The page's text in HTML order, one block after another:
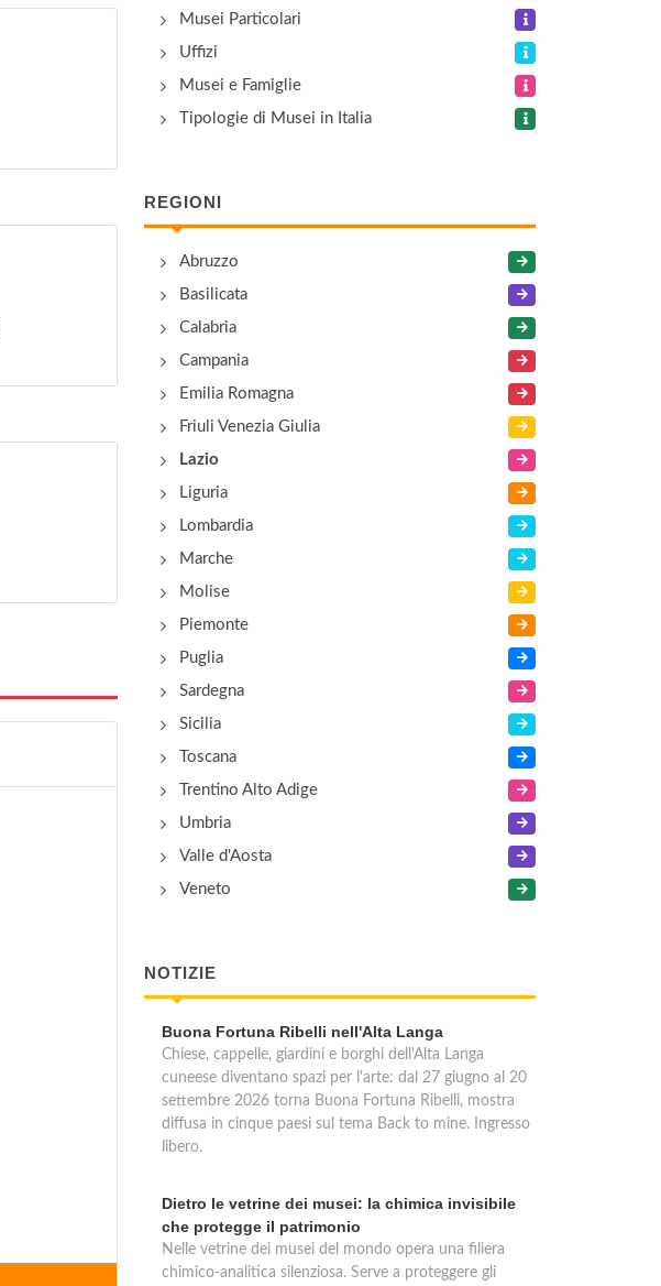
Musei Particolari
Uffizi
Musei e Famiglie
Tipologie di Musei in Italia
REGIONI
Abruzzo
Basilicata
Calabria
Campania
Emilia Romagna
Friuli Venezia Giulia
Lazio
Liguria
Lombardia
Marche
Molise
Piemonte
Puglia
Sardegna
Sicilia
Toscana
Trentino Alto Adige
Umbria
Valle d'Aosta
Veneto
NOTIZIE
Buona Fortuna Ribelli nell'Alta Langa
Chiese, cappelle, giardini e borghi dell'Alta Langa
cuneese diventano spazi per l'arte: dal 27 giugno al 20
settembre 2026 torna Buona Fortuna Ribelli, mostra
diffusa in cinque paesi sul tema Back to mine. Ingresso
libero.
Dietro le vetrine dei musei: la chimica invisibile
che protegge il patrimonio
Nelle vetrine dei musei del mondo opera una filiera
chimico-analitica silenziosa. Serve a proteggere gli